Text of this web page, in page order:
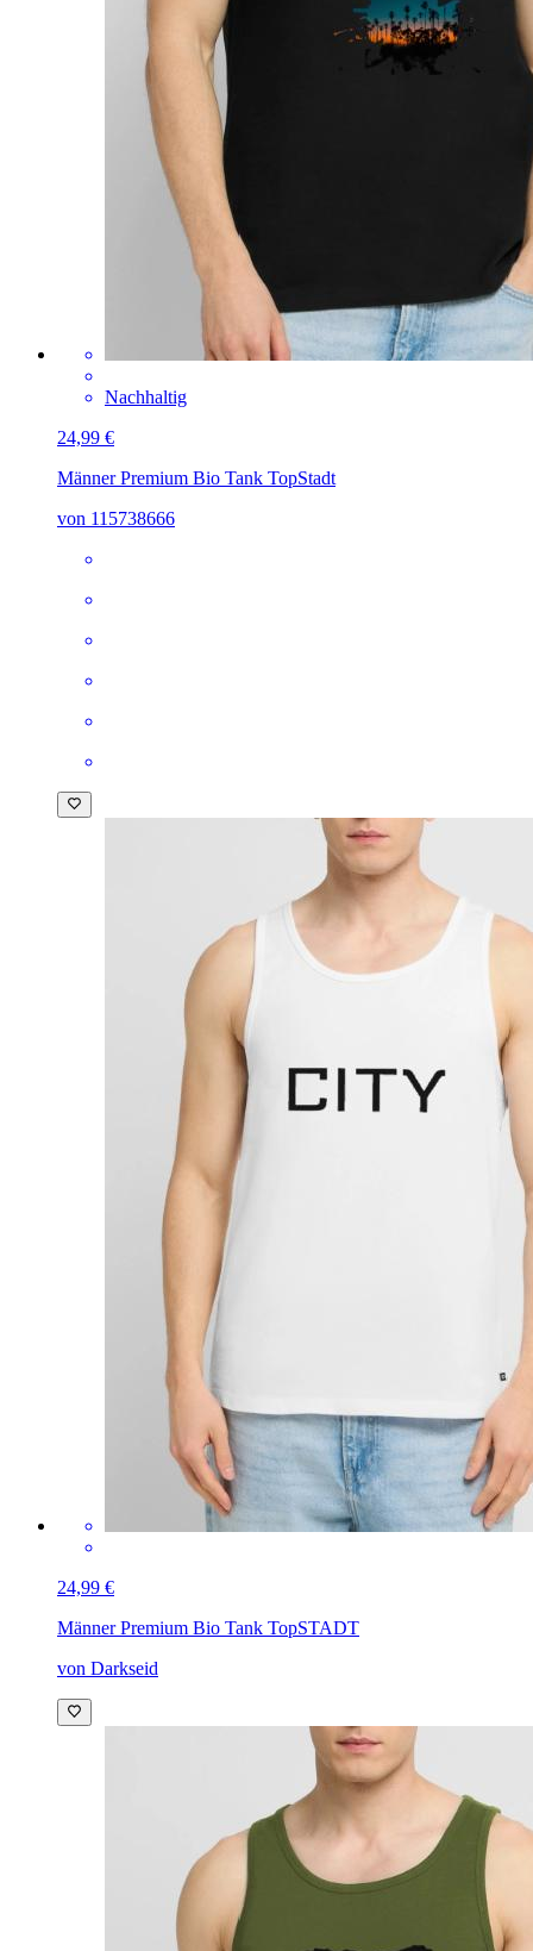
Nachhaltig
24,99 €
Männer Premium Bio Tank TopStadt
von 115738666
24,99 €
Männer Premium Bio Tank TopSTADT
von Darkseid